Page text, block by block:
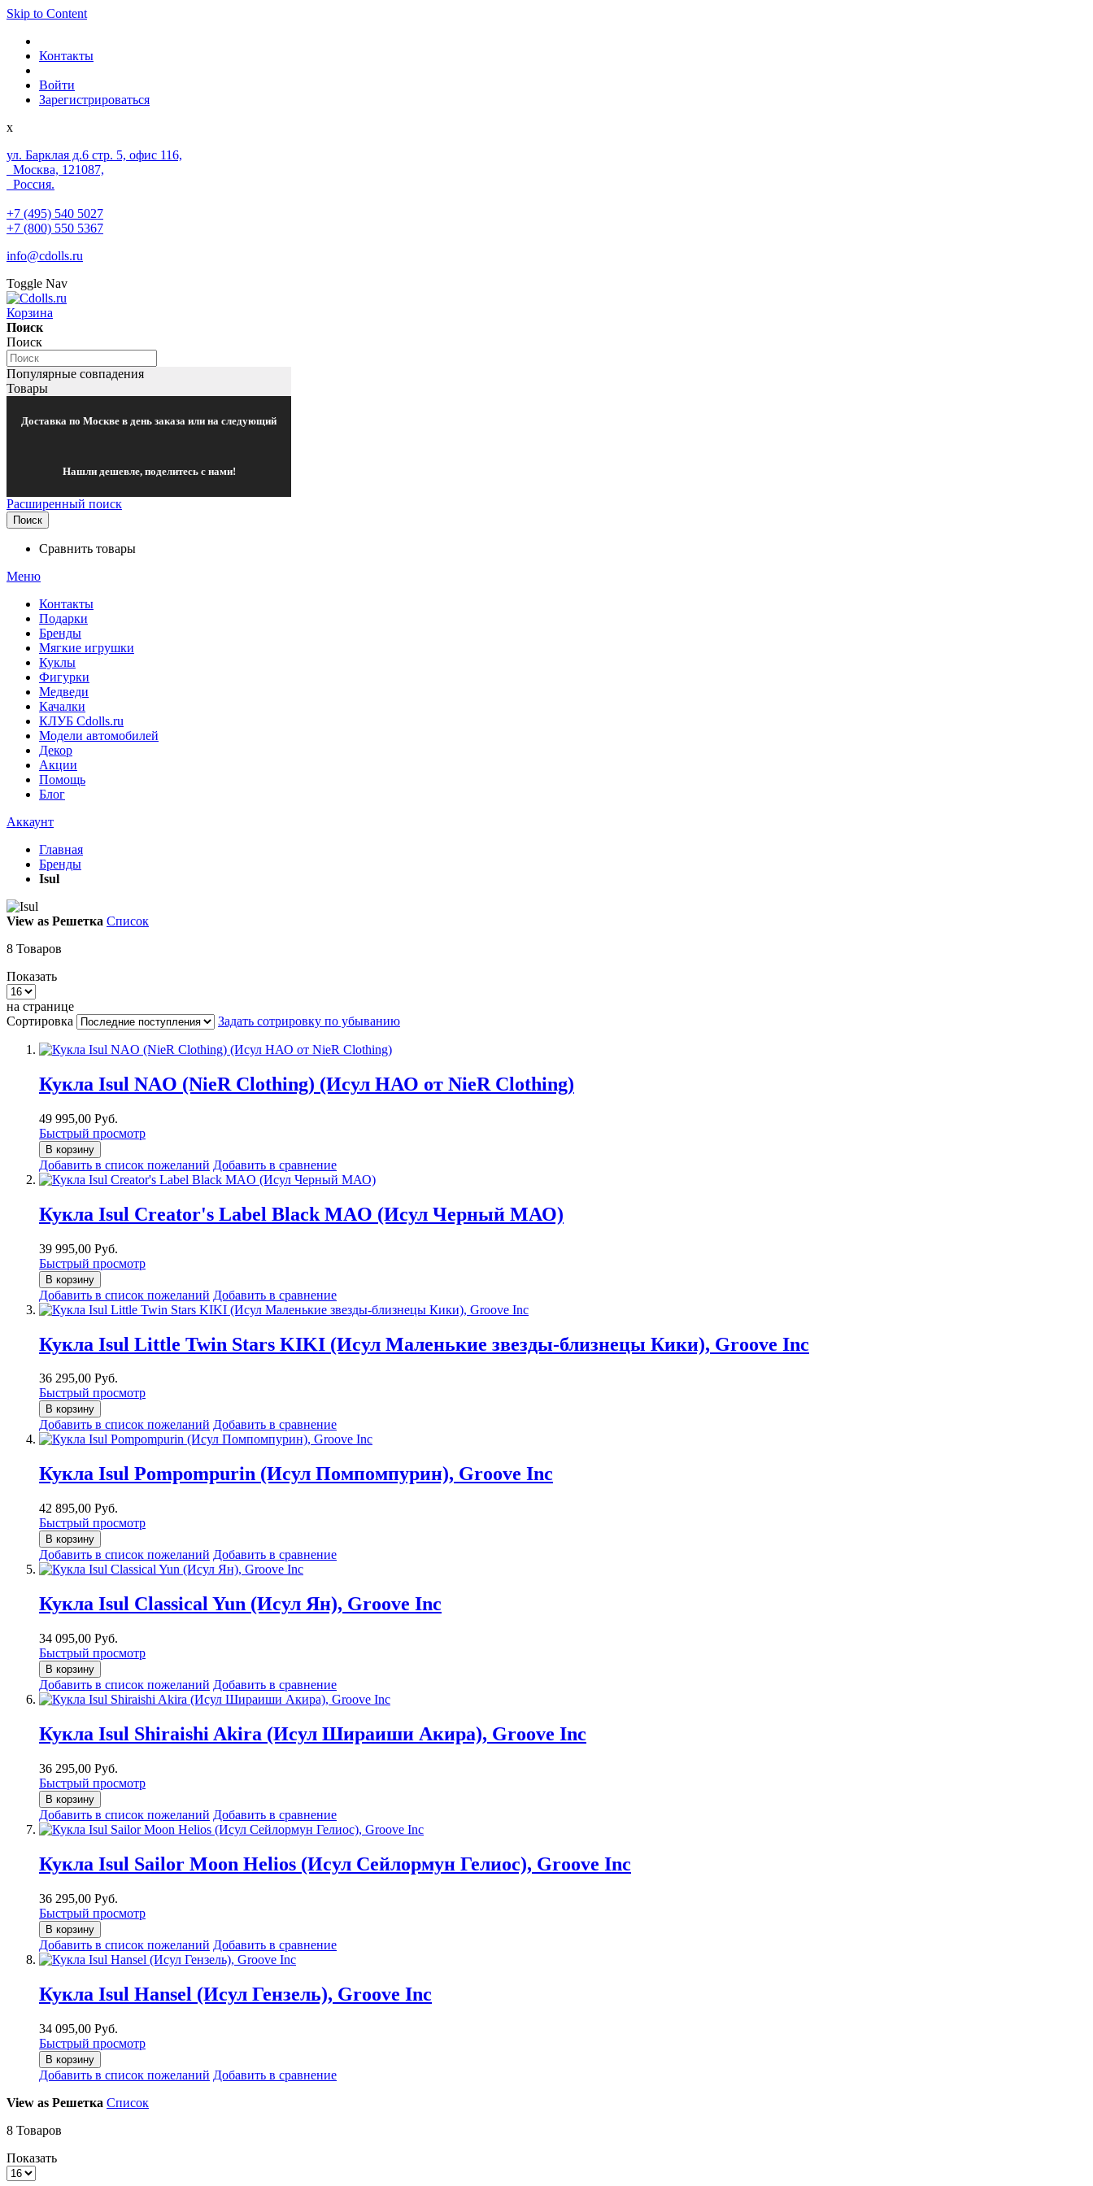
Skip to Content
Контакты
Войти
Зарегистрироваться
x
ул. Барклая д.6 стр. 5, офис 116,
Москва, 121087,
Россия.
+7 (495) 540 5027
+7 (800) 550 5367
info@cdolls.ru
Toggle Nav
Корзина
Поиск
Поиск
Популярные совпадения
Товары
Доставка по Москве в день заказа или на следующий
Нашли дешевле, поделитесь с нами!
Расширенный поиск
Поиск
Сравнить товары
Меню
Контакты
Подарки
Бренды
Мягкие игрушки
Куклы
Фигурки
Медведи
Качалки
КЛУБ Cdolls.ru
Модели автомобилей
Декор
Акции
Помощь
Блог
Аккаунт
Главная
Бренды
Isul
View as Решетка Список
8 Товаров
Показать
на странице
Сортировка
Задать сотрировку по убыванию
Кукла Isul NAO (NieR Clothing) (Исул НАО от NieR Clothing)
49 995,00 Руб.
Быстрый просмотр
В корзину
Добавить в список пожеланий Добавить в сравнение
Кукла Isul Creator's Label Black MAO (Исул Черный МАО)
39 995,00 Руб.
Быстрый просмотр
В корзину
Добавить в список пожеланий Добавить в сравнение
Кукла Isul Little Twin Stars KIKI (Исул Маленькие звезды-близнецы Кики), Groove Inc
36 295,00 Руб.
Быстрый просмотр
В корзину
Добавить в список пожеланий Добавить в сравнение
Кукла Isul Pompompurin (Исул Помпомпурин), Groove Inc
42 895,00 Руб.
Быстрый просмотр
В корзину
Добавить в список пожеланий Добавить в сравнение
Кукла Isul Classical Yun (Исул Ян), Groove Inc
34 095,00 Руб.
Быстрый просмотр
В корзину
Добавить в список пожеланий Добавить в сравнение
Кукла Isul Shiraishi Akira (Исул Шираиши Акира), Groove Inc
36 295,00 Руб.
Быстрый просмотр
В корзину
Добавить в список пожеланий Добавить в сравнение
Кукла Isul Sailor Moon Helios (Исул Сейлормун Гелиос), Groove Inc
36 295,00 Руб.
Быстрый просмотр
В корзину
Добавить в список пожеланий Добавить в сравнение
Кукла Isul Hansel (Исул Гензель), Groove Inc
34 095,00 Руб.
Быстрый просмотр
В корзину
Добавить в список пожеланий Добавить в сравнение
View as Решетка Список
8 Товаров
Показать